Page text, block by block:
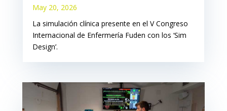
May 20, 2026
La simulación clínica presente en el V Congreso
Internacional de Enfermería Fuden con los ‘Sim
Design’.